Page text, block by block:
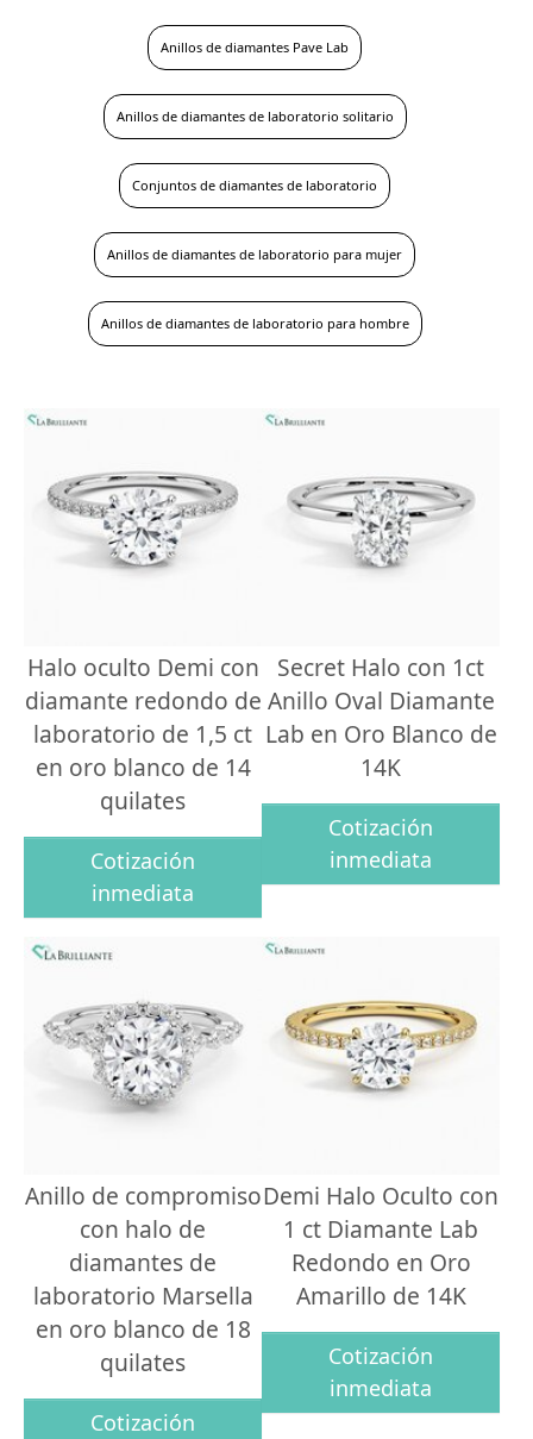
Anillos de diamantes Pave Lab
Anillos de diamantes de laboratorio solitario
Conjuntos de diamantes de laboratorio
Anillos de diamantes de laboratorio para mujer
Anillos de diamantes de laboratorio para hombre
Halo oculto Demi con
diamante redondo de
laboratorio de 1,5 ct
en oro blanco de 14
quilates
Cotización
inmediata
Secret Halo con 1ct
Anillo Oval Diamante
Lab en Oro Blanco de
14K
Cotización
inmediata
Anillo de compromiso
con halo de
diamantes de
laboratorio Marsella
en oro blanco de 18
quilates
Cotización
Demi Halo Oculto con
1 ct Diamante Lab
Redondo en Oro
Amarillo de 14K
Cotización
inmediata